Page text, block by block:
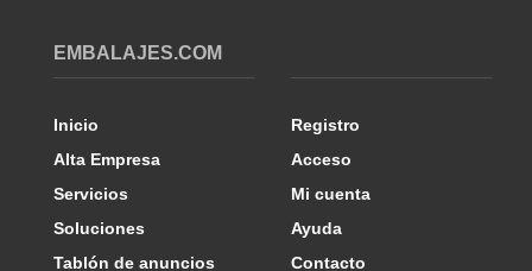
EMBALAJES.COM
Inicio
Alta Empresa
Servicios
Soluciones
Tablón de anuncios
Registro
Acceso
Mi cuenta
Ayuda
Contacto